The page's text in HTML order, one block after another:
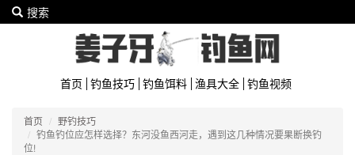
搜索
首页 钓鱼技巧 钓鱼饵料 渔具大全 钓鱼视频
首页
野钓技巧
钓鱼钓位应怎样选择？东河没鱼西河走，遇到这几种情况要果断换钓
位!